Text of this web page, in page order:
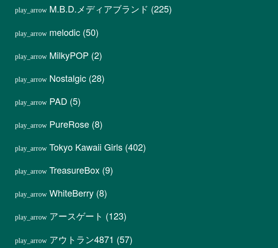
M.B.D.メディアブランド (225)
melodic (50)
MilkyPOP (2)
Nostalgic (28)
PAD (5)
PureRose (8)
Tokyo Kawaii Girls (402)
TreasureBox (9)
WhiteBerry (8)
アースゲート (123)
アウトラン4871 (57)